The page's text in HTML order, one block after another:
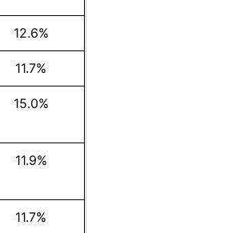
12.6%
11.7%
15.0%
11.9%
11.7%